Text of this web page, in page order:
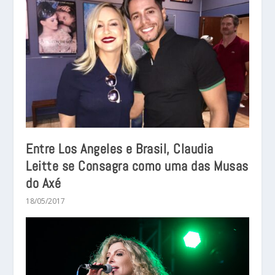
Entre Los Angeles e Brasil, Claudia
Leitte se Consagra como uma das Musas
do Axé
18/05/2017